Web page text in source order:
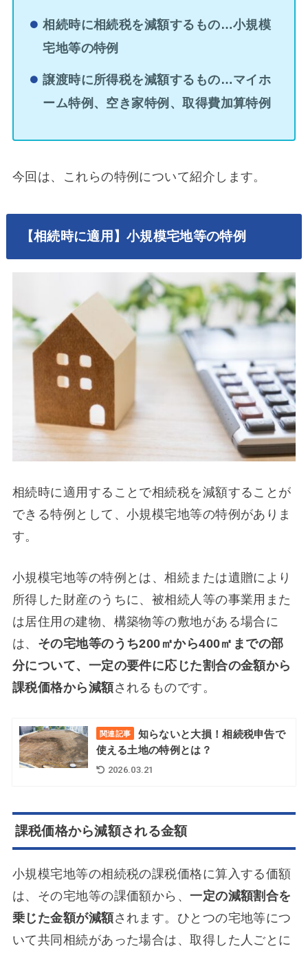
相続時に相続税を減額するもの…小規模
宅地等の特例
譲渡時に所得税を減額するもの…マイホ
ーム特例、空き家特例、取得費加算特例
今回は、これらの特例について紹介します。
【相続時に適用】小規模宅地等の特例
相続時に適用することで相続税を減額することが
できる特例として、小規模宅地等の特例がありま
す。
小規模宅地等の特例とは、相続または遺贈により
所得した財産のうちに、被相続人等の事業用また
は居住用の建物、構築物等の敷地がある場合に
は、 その宅地等のうち200㎡から400㎡までの部
分について、一定の要件に応じた割合の金額から
課税価格から減額されるものです。
関連記事
知らないと大損！相続税申告で
使える土地の特例とは？
2026.03.21
課税価格から減額される金額
小規模宅地等の相続税の課税価格に算入する価額
は、その宅地等の課価額から、一定の減額割合を
乗じた金額が減額されます。ひとつの宅地等につ
いて共同相続があった場合は、取得した人ごとに